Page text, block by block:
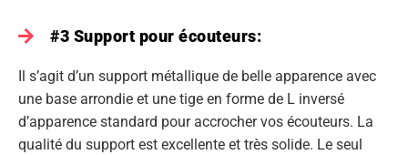
#3 Support pour écouteurs:
Il s’agit d’un support métallique de belle apparence avec
une base arrondie et une tige en forme de L inversé
d’apparence standard pour accrocher vos écouteurs. La
qualité du support est excellente et très solide. Le seul